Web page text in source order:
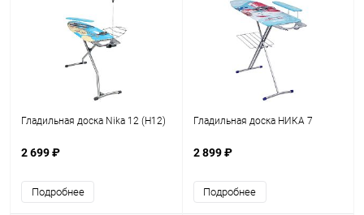
Гладильная доска Nika 12 (Н12)
2 699 ₽
Подробнее
Гладильная доска НИКА 7
2 899 ₽
Подробнее